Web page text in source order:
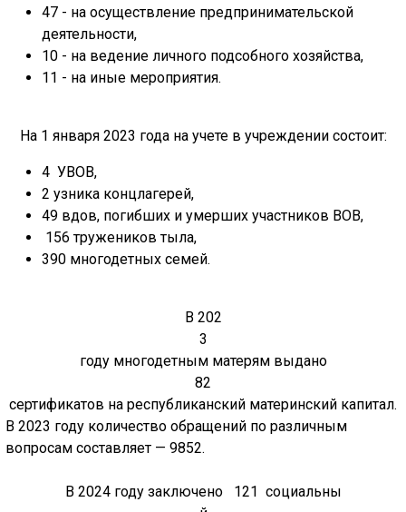
47 - на осуществление предпринимательской
деятельности,
10 - на ведение личного подсобного хозяйства,
11 - на иные мероприятия.
На 1 января 2023 года на учете в учреждении состоит:
4 УВОВ,
2 узника концлагерей,
49 вдов, погибших и умерших участников ВОВ,
156 тружеников тыла,
390 многодетных семей.
В 202
3
году многодетным матерям выдано
82
сертификатов на республиканский материнский капитал.
В 2023 году количество обращений по различным
вопросам составляет — 9852.
В 2024 году заключено 121 социальны